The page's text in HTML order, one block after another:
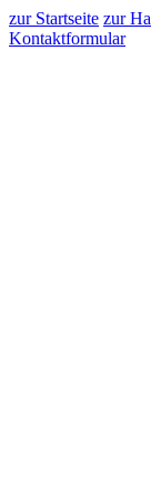
zur Startseite zur
Kontaktformular